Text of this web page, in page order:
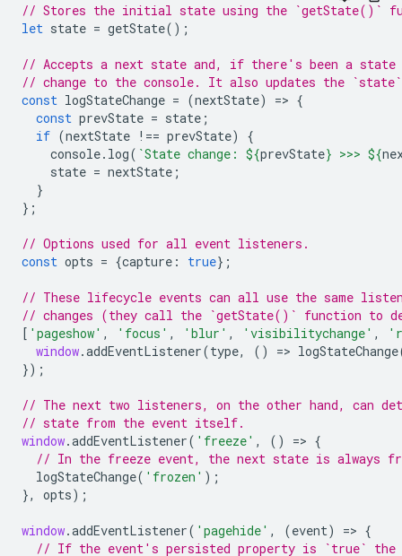
// Stores the initial state using the `getState()`
let state = getState();
// Accepts a next state and, if there's been a state
// change to the console. It also updates the `state`
const logStateChange = (nextState) => {
const prevState = state ;
if (nextState !== prevState)
{
console. log( `State change: ${prevState} >>> ${
state = nextState ;
}
};
// Options used for all event listeners.
const opts = {capture : true};
// These lifecycle events can all use the same
// changes (they call the `getState()` function to
[ 'pageshow' , 'focus' , 'blur' , 'visibilitychange' ,
window.addEventListener(type, () => logStateChange
});
// The next two listeners, on the other hand, can
// state from the event itself.
window.addEventListener( 'freeze' , () => {
// In the freeze event, the next state is always
logStateChange( 'frozen' );
},
opts);
window.addEventListener( 'pagehide' , (event) => {
// If the event's persisted property is `true` the